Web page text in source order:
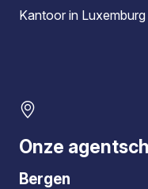
Kantoor in Luxemburg
Onze
Bergen